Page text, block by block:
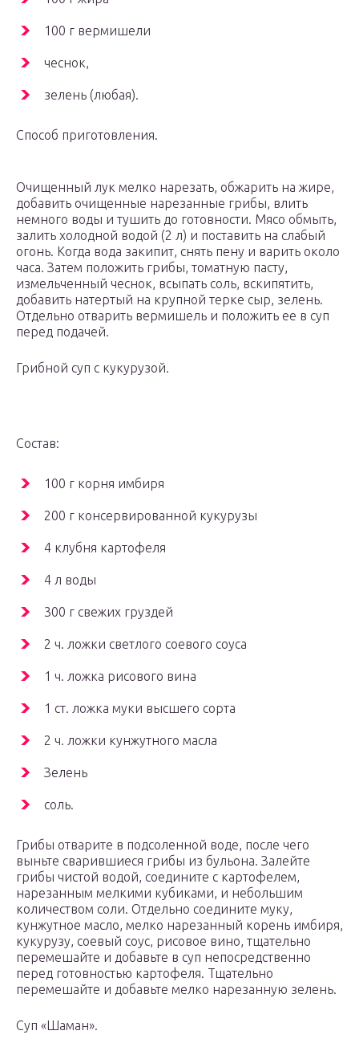
100 г вермишели
чеснок,
зелень (любая).
Способ приготовления.
Очищенный лук мелко нарезать, обжарить на жире,
добавить очищенные нарезанные грибы, влить
немного воды и тушить до готовности. Мясо обмыть,
залить холодной водой (2 л) и поставить на слабый
огонь. Когда вода закипит, снять пену и варить около
часа. Затем положить грибы, томатную пасту,
измельченный чеснок, всыпать соль, вскипятить,
добавить натертый на крупной терке сыр, зелень.
Отдельно отварить вермишель и положить ее в суп
перед подачей.
Грибной суп с кукурузой.
Состав:
100 г корня имбиря
200 г консервированной кукурузы
4 клубня картофеля
4 л воды
300 г свежих груздей
2 ч. ложки светлого соевого соуса
1 ч. ложка рисового вина
1 ст. ложка муки высшего сорта
2 ч. ложки кунжутного масла
Зелень
соль.
Грибы отварите в подсоленной воде, после чего
выньте сварившиеся грибы из бульона. Залейте
грибы чистой водой, соедините с картофелем,
нарезанным мелкими кубиками, и небольшим
количеством соли. Отдельно соедините муку,
кунжутное масло, мелко нарезанный корень имбиря,
кукурузу, соевый соус, рисовое вино, тщательно
перемешайте и добавьте в суп непосредственно
перед готовностью картофеля. Тщательно
перемешайте и добавьте мелко нарезанную зелень.
Суп «Шаман».